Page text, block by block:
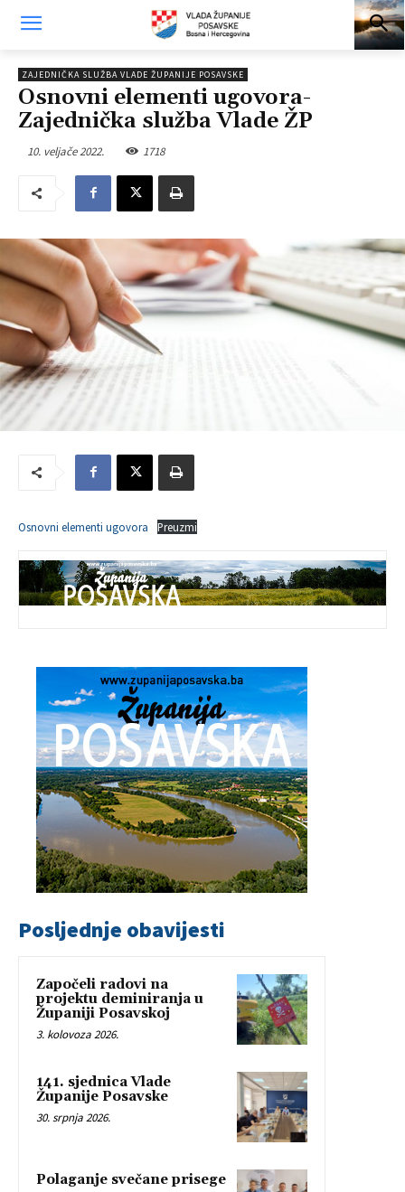
ZAJEDNIČKA SLUŽBA VLADE ŽUPANIJE POSAVSKE
Osnovni elementi ugovora-
Zajednička služba Vlade ŽP
10. veljače 2022. 1718
Osnovni elementi ugovora Preuzmi
Posljednje obavijesti
Započeli radovi na
projektu deminiranja u
Županiji Posavskoj
3. kolovoza 2026.
141. sjednica Vlade
Županije Posavske
30. srpnja 2026.
Polaganje svečane prisege